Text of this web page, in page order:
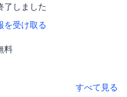
了しました
を受け取る
料
すべて見る